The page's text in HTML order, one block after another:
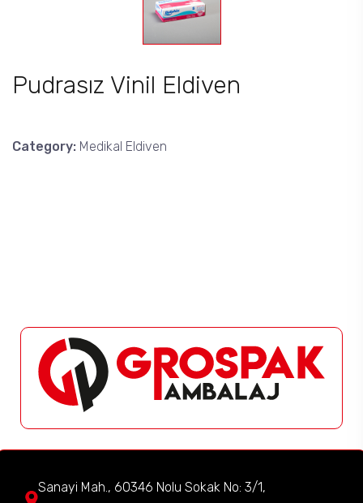
Pudrasız Vinil Eldiven
Category: Medikal Eldiven
Sanayi Mah., 60346 Nolu Sokak No: 3/1,